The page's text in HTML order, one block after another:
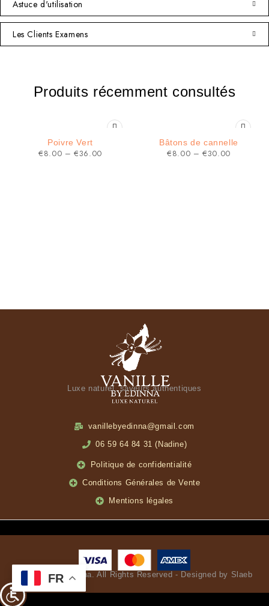
Astuce d'utilisation
Les Clients Examens
Produits récemment consultés
Poivre Vert
€8.00 –€36.00
Bâtons de cannelle
€8.00 –€30.00
Luxe naturel, saveurs authentiques
vanillebyedinna@gmail.com
06 59 64 84 31 (Nadine)
Politique de confidentialité
Conditions Générales de Vente
Mentions légales
© Vanille by Edinna. All Rights Reserved - Designed by Slaeb
FR